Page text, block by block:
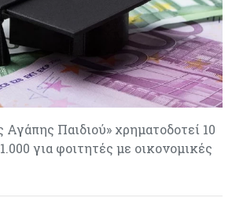
Αγάπης Παιδιού» χρηματοδοτεί 10
για φοιτητές με οικονομικές